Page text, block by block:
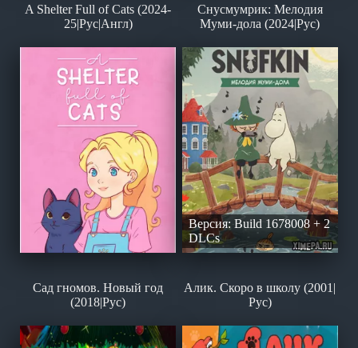
A Shelter Full of Cats (2024-
25|Рус|Англ)
Снусмумрик: Мелодия
Муми-дола (2024|Рус)
Версия: Build 1678008 + 2
DLCs
Сад гномов. Новый год
(2018|Рус)
Алик. Скоро в школу (2001|
Рус)